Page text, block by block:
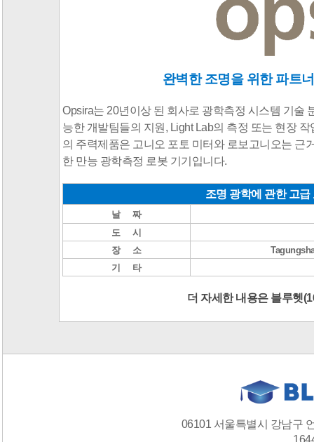
완벽한 조명을 위한 파트
Opsira는 20년 이상 된 회사로 광학측정 시스템 기술
능한 개발팀들의 지원, Light Lab의 측정 또는 현장
의 주력제품은 고니오 포토 미터 와로보고니오는 근
한 만능 광학측정 로봇 기기입니다.
조명 광학에 관한 고
날 짜
도 시
장 소
기 타
더 자세한 내용은 블루헷
06101 서울특별시 강남구